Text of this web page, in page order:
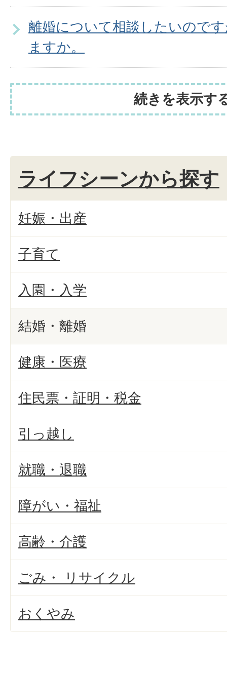
離婚について相談したいので
ますか。
続きを表示す
ライフシーンから探す
妊娠・出産
子育て
入園・入学
結婚・離婚
健康・医療
住民票・証明・税金
引っ越し
就職・退職
障がい・福祉
高齢・介護
ごみ・ リサイクル
おくやみ